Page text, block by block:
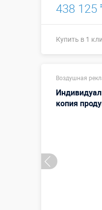
438 125
Купить в 1
Воздушная
копия